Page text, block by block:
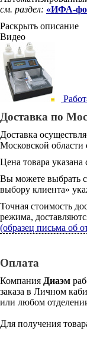
см. раздел: «ИФА-
Раскрыть описание
Видео
Доставка по
Доставка
Московской области
Цена товара
Вы можете выбрать
выбору клиента»
Точная стоимость
режима,
(образец письма об
Оплата
Компания Диаэм
заказа в Личном
или любом
Для получения